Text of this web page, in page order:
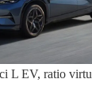
L EV, ratio